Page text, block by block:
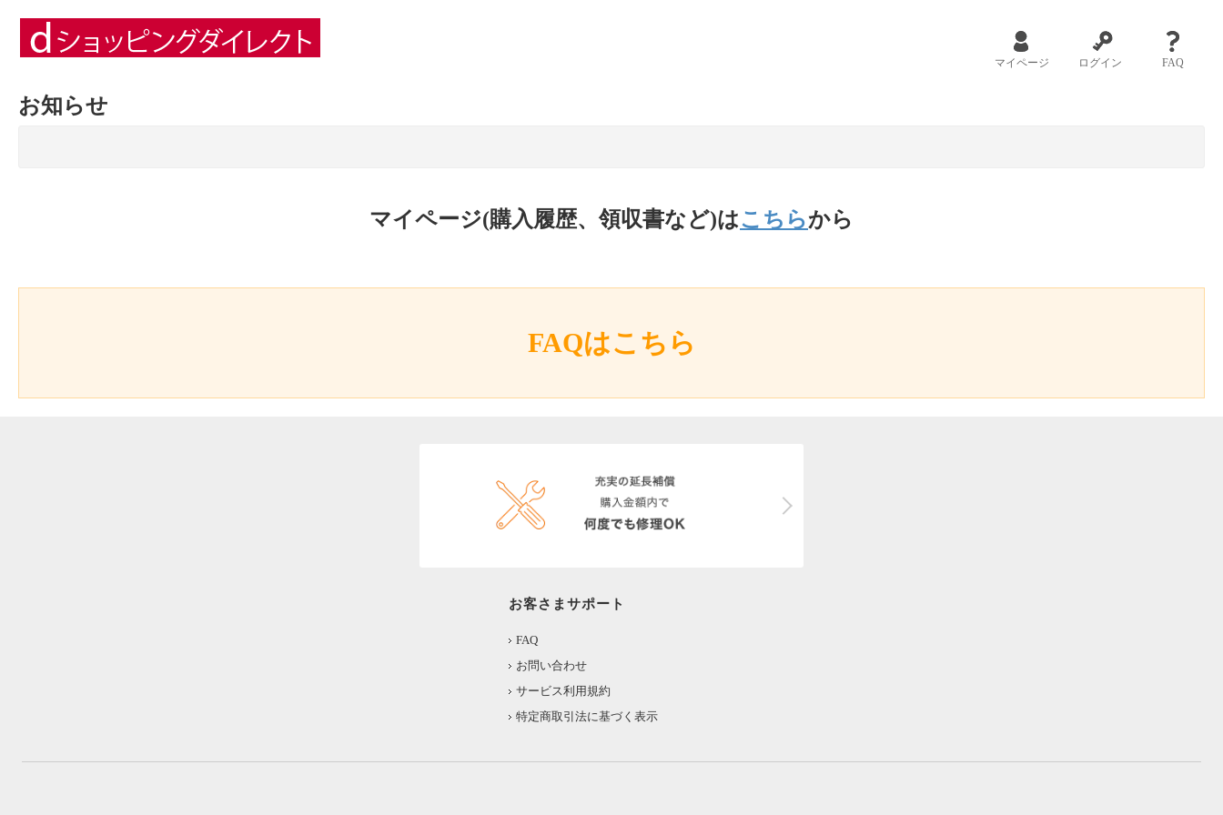
マイページ ログイン FAQ
お知らせ
マイページ(購入履歴、領収書など)はこちらから
FAQはこちら
お客さまサポート
FAQ
お問い合わせ
サービス利用規約
特定商取引法に基づく表示